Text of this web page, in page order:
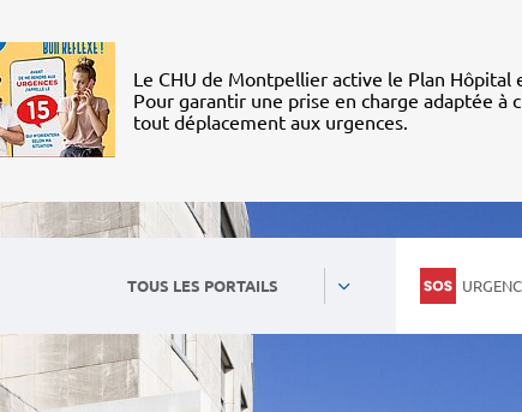
Le CHU de Montpellier active le Plan Hôpital
Pour garantir une prise en charge adaptée à
tout déplacement aux urgences.
TOUS LES PORTAILS